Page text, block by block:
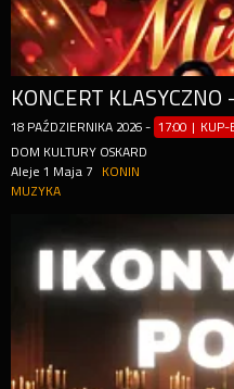
KONCERT
18 PAŹDZIERNIKA 2026 - 17:00 | KUP-
DOM KULTURY OSKARD
Aleje 1 Maja 7
KONIN
MUZYKA